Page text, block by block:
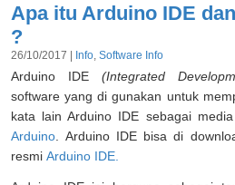
Apa itu Arduino IDE
?
26/10/2017 | Info Software Info
Arduino IDE (Integrated
software yang di gunakan untuk
kata lain Arduino IDE sebagai
Arduino . Arduino IDE bisa di
resmi Arduino IDE.